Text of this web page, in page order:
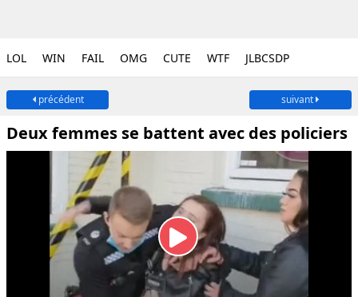
LOL WIN FAIL OMG CUTE WTF JLBCSDP
précédent suivant
Deux femmes se battent avec des policiers